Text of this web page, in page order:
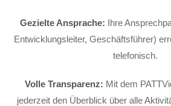
Gezielte Ansprache: Ihre
Entwicklungsleiter, Geschäftsführer)
telefonisch.
Volle Transparenz: Mit dem
jederzeit den Überblick über alle